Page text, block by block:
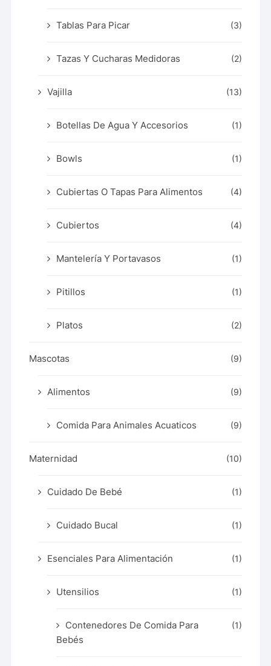
Tablas Para Picar (3)
Tazas Y Cucharas Medidoras (2)
Vajilla (13)
Botellas De Agua Y Accesorios (1)
Bowls (1)
Cubiertas O Tapas Para Alimentos (4)
Cubiertos (4)
Mantelería Y Portavasos (1)
Pitillos (1)
Platos (2)
Mascotas (9)
Alimentos (9)
Comida Para Animales Acuaticos (9)
Maternidad (10)
Cuidado De Bebé (1)
Cuidado Bucal (1)
Esenciales Para Alimentación (1)
Utensilios (1)
Contenedores De Comida Para
Bebés
(1)